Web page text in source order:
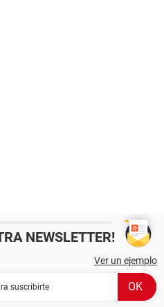
NEWSLETTER!
Ver un ejemplo